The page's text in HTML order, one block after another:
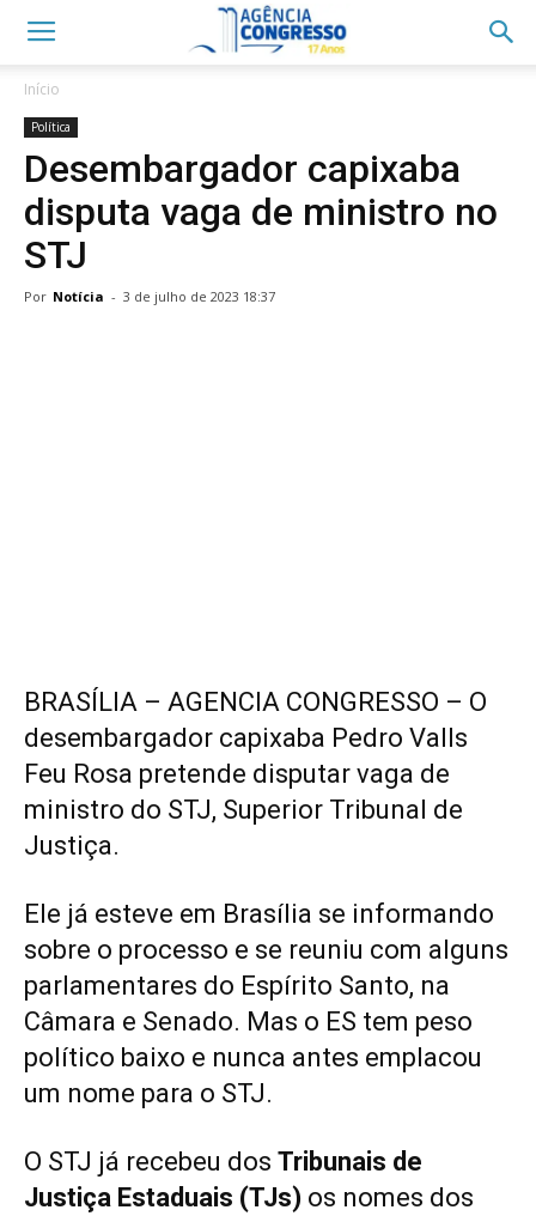
Início
Política
Desembargador capixaba
disputa vaga de ministro no
STJ
Por Notícia - 3 de julho de 2023 18:37
BRASÍLIA – AGENCIA CONGRESSO – O
desembargador capixaba Pedro Valls
Feu Rosa pretende disputar vaga de
ministro do STJ, Superior Tribunal de
Justiça.
Ele já esteve em Brasília se informando
sobre o processo e se reuniu com alguns
parlamentares do Espírito Santo, na
Câmara e Senado. Mas o ES tem peso
político baixo e nunca antes emplacou
um nome para o STJ.
​O STJ já recebeu dos Tribunais de
Justiça Estaduais (TJs) os nomes dos